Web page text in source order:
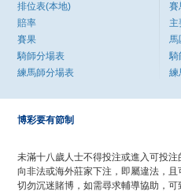
排位表(本地)
賠率
賽果
騎師分場表
練馬師分場表
賽
主
馬
騎
練
博彩要有節制
未滿十八歲人士不得投注或進入可投注
向非法或海外莊家下注，即屬違法，且
切勿沉迷賭博，如需尋求輔導協助，可